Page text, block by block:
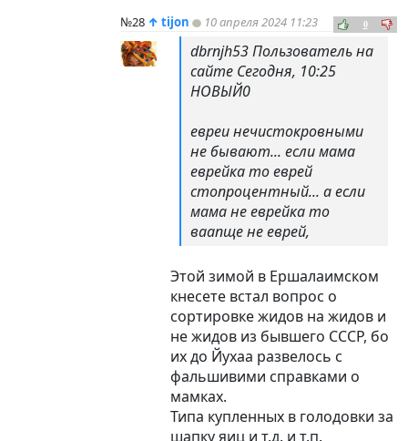
№28 ↑ tijon 10 апреля 2024 11:23 0
dbrnjh53 Пользователь на
сайте Сегодня, 10:25
НОВЫЙ0
евреи нечистокровными
не бывают... если мама
еврейка то еврей
стопроцентный... а если
мама не еврейка то
ваапще не еврей,
Этой зимой в Ершалаимском
кнесете встал вопрос о
сортировке жидов на жидов и
не жидов из бывшего СССР, бо
их до Йухаа развелось с
фальшивими справками о
мамках.
Типа купленных в голодовки за
шапку яиц и т.д. и т.п.